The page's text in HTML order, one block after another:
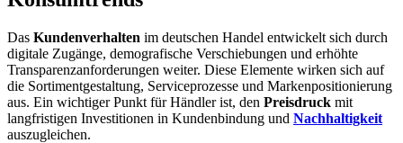
Das Kundenverhalten im deutschen Handel entwickelt sich durch
digitale Zugänge, demografische Verschiebungen und erhöhte
Transparenzanforderungen weiter. Diese Elemente wirken sich auf
die Sortimentgestaltung, Serviceprozesse und Markenpositionierung
aus. Ein wichtiger Punkt für Händler ist, den Preisdruck mit
langfristigen Investitionen in Kundenbindung und Nachhaltigkeit
auszugleichen.